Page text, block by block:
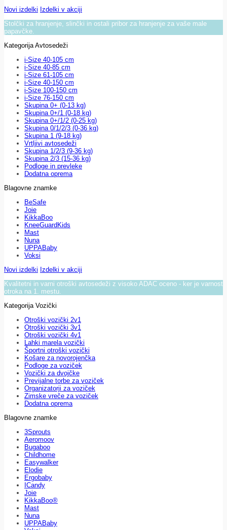
Novi izdelki Izdelki v akciji
Stolčki za hranjenje, slinčki in ostali pribor za hranjenje za vaše male
papavčke.
Kategorija Avtosedeži
i-Size 40-105 cm
i-Size 40-85 cm
i-Size 61-105 cm
i-Size 40-150 cm
i-Size 100-150 cm
i-Size 76-150 cm
Skupina 0+ (0-13 kg)
Skupina 0+/1 (0-18 kg)
Skupina 0+/1/2 (0-25 kg)
Skupina 0/1/2/3 (0-36 kg)
Skupina 1 (9-18 kg)
Vrtljivi avtosedeži
Skupina 1/2/3 (9-36 kg)
Skupina 2/3 (15-36 kg)
Podloge in prevleke
Dodatna oprema
Blagovne znamke
BeSafe
Joie
KikkaBoo
KneeGuardKids
Mast
Nuna
UPPABaby
Voksi
Novi izdelki Izdelki v akciji
Kvalitetni in varni otroški avtosedeži z visoko ADAC oceno - ker je varnost
otroka na 1. mestu.
Kategorija Vozički
Otroški vozički 2v1
Otroški vozički 3v1
Otroški vozički 4v1
Lahki marela vozički
Športni otroški vozički
Košare za novorojenčka
Podloge za voziček
Vozički za dvojčke
Previjalne torbe za voziček
Organizatorji za voziček
Zimske vreče za voziček
Dodatna oprema
Blagovne znamke
3Sprouts
Aeromoov
Bugaboo
Childhome
Easywalker
Elodie
Ergobaby
ICandy
Joie
KikkaBoo®
Mast
Nuna
UPPABaby